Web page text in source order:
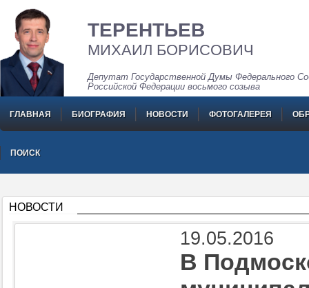
ТЕРЕНТЬЕВ
МИХАИЛ БОРИСОВИЧ
Депутат Государственной Думы Федерального
Российской Федерации восьмого созыва
ГЛАВНАЯ БИОГРАФИЯ НОВОСТИ ФОТОГАЛЕРЕЯ
ПОИСК
НОВОСТИ
19.05.2016
В